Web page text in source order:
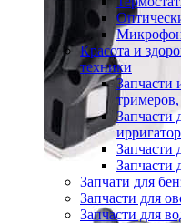
Красота и
техники
Запчасти
Запчасти
Запчасти
Запчасти
Запчати для
Запчасти для
Запчасти для